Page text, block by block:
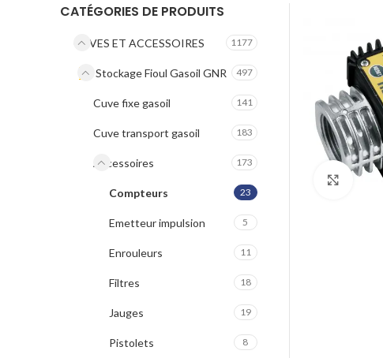
CATÉGORIES DE PRODUITS
CUVES ET ACCESSOIRES 1177
Stockage Fioul Gasoil GNR 497
Cuve fixe gasoil 141
Cuve transport gasoil 183
Accessoires 173
Compteurs 23
Emetteur impulsion 5
Enrouleurs 11
Filtres 18
Jauges 19
Pistolets 8